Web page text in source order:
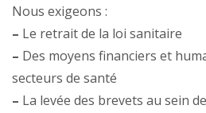
Nous exigeons :
– Le retrait de la loi sanitaire
– Des moyens financiers et
secteurs de santé
– La levée des brevets au sein